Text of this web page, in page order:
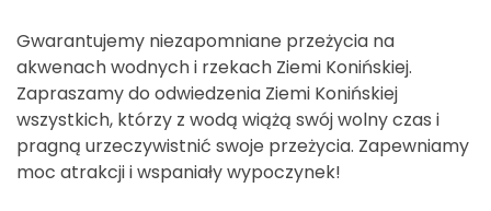
Gwarantujemy niezapomniane przeżycia na
akwenach wodnych i rzekach Ziemi Konińskiej.
Zapraszamy do odwiedzenia Ziemi Konińskiej
wszystkich, którzy z wodą wiążą swój wolny czas i
pragną urzeczywistnić swoje przeżycia. Zapewniamy
moc atrakcji i wspaniały wypoczynek!